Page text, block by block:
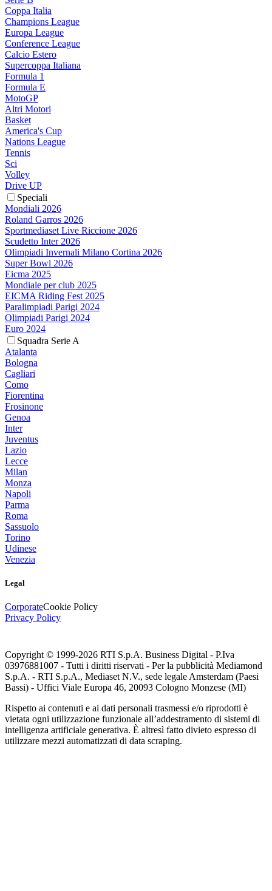
Coppa Italia
Champions League
Europa League
Conference League
Calcio Estero
Supercoppa Italiana
Formula 1
Formula E
MotoGP
Altri Motori
Basket
America's Cup
Nations League
Tennis
Sci
Volley
Drive UP
Speciali
Mondiali 2026
Roland Garros 2026
Sportmediaset Live Riccione 2026
Scudetto Inter 2026
Olimpiadi Invernali Milano Cortina 2026
Super Bowl 2026
Eicma 2025
Mondiale per club 2025
EICMA Riding Fest 2025
Paralimpiadi Parigi 2024
Olimpiadi Parigi 2024
Euro 2024
Squadra Serie A
Atalanta
Bologna
Cagliari
Como
Fiorentina
Frosinone
Genoa
Inter
Juventus
Lazio
Lecce
Milan
Monza
Napoli
Parma
Roma
Sassuolo
Torino
Udinese
Venezia
Legal
CorporateCookie Policy
Privacy Policy
Copyright © 1999-2026 RTI S.p.A. Business Digital - P.Iva
03976881007 - Tutti i diritti riservati - Per la pubblicità Mediamond
S.p.A. - RTI S.p.A., Mediaset N.V., sede legale Amsterdam (Paesi
Bassi) - Uffici Viale Europa 46, 20093 Cologno Monzese (MI)
Rispetto ai contenuti e ai dati personali trasmessi e/o riprodotti è
vietata ogni utilizzazione funzionale all’addestramento di sistemi di
intelligenza artificiale generativa. È altresì fatto divieto espresso di
utilizzare mezzi automatizzati di data scraping.